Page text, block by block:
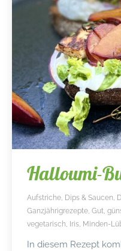
Halloumi-
Aufstriche, Dips & Saucen,
Ganzjährigrezepte, Gut,
vegetarisch, Iris, Minden-
In diesem Rezept